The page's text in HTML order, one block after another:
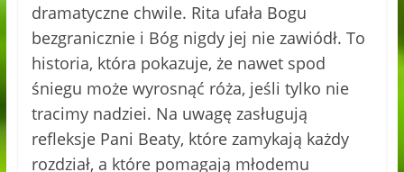
dramatyczne chwile. Rita ufała Bogu
bezgranicznie i Bóg nigdy jej nie zawiódł. To
historia, która pokazuje, że nawet spod
śniegu może wyrosnąć róża, jeśli tylko nie
tracimy nadziei. Na uwagę zasługują
refleksje Pani Beaty, które zamykają każdy
rozdział, a które pomagają młodemu